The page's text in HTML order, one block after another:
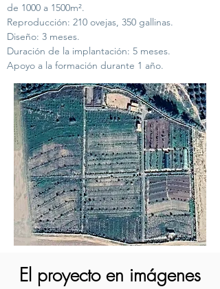
de 1000 a 1500m².
Reproducción: 210 ovejas, 350 gallinas.
Diseño: 3 meses.
Duración de la implantación: 5 meses.
Apoyo a la formación durante 1 año.
El proyecto en imágenes